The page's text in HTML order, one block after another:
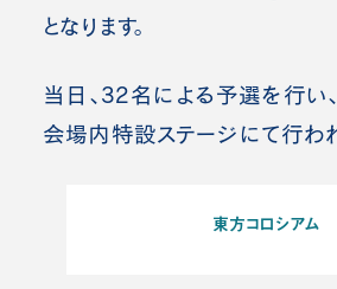
となります。
当日、32名による予選を行い
会場内特設ステージにて行われ
東方コロシアム